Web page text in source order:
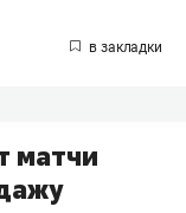
матчи